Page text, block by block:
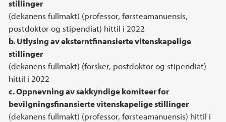
stillinger
(dekanens fullmakt) (professor, førsteamanuensis,
postdoktor og stipendiat) hittil i 2022
b. Utlysing av eksterntfinansierte vitenskapelige
stillinger
(dekanens fullmakt) (forsker, postdoktor og stipendiat)
hittil i 2022
c. Oppnevning av sakkyndige komiteer for
bevilgningsfinansierte vitenskapelige stillinger
(dekanens fullmakt) (professor, førsteamanuensis) hittil i